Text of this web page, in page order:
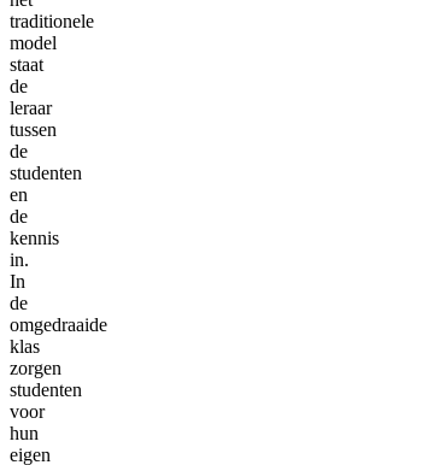
traditionele
model
staat
de
leraar
tussen
de
studenten
en
de
kennis
in.
In
de
omgedraaide
klas
zorgen
studenten
voor
hun
eigen